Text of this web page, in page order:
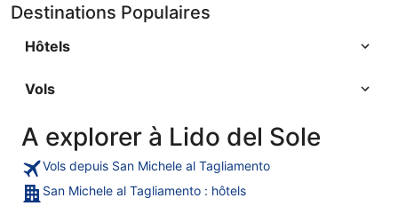
Destinations Populaires
Hôtels
Vols
A explorer à Lido del Sole
Vols depuis San Michele al Tagliamento
San Michele al Tagliamento : hôtels